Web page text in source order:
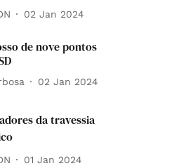
02 Jan 2024
de nove pontos
02 Jan 2024
da travessia
01 Jan 2024